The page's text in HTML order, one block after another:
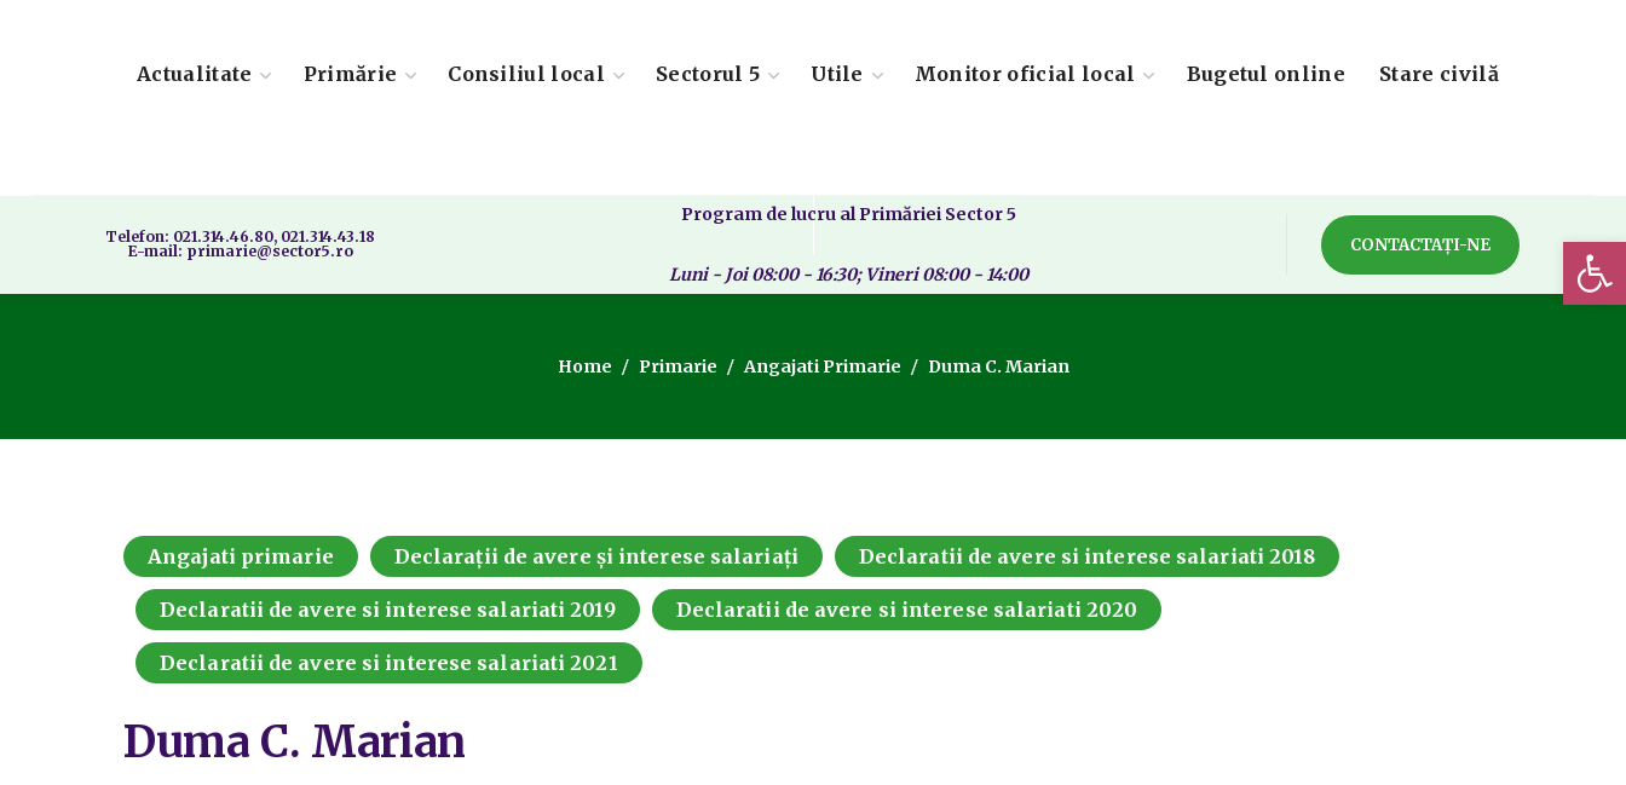
Actualitate Primărie Consiliul local Sectorul 5 Utile Monitor oficial local Bugetul online Stare civilă
Telefon: 021.314.46.80, 021.314.43.18
E-mail: primarie@sector5.ro
Program de lucru al Primăriei Sector 5
Luni - Joi 08:00 - 16:30; Vineri 08:00 - 14:00
CONTACTAȚI-NE
Home Primarie Angajati Primarie Duma C. Marian
Angajati primarie Declarații de avere și interese salariați Declaratii de avere si interese salariati 2018
Declaratii de avere si interese salariati 2019 Declaratii de avere si interese salariati 2020
Declaratii de avere si interese salariati 2021
Duma C. Marian